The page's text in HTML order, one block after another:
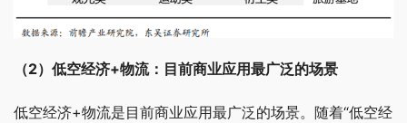
（2）低空经济+物流：目前商业应用最广泛的场景
低空经济+物流是目前商业应用最广泛的场景。随着“低空经